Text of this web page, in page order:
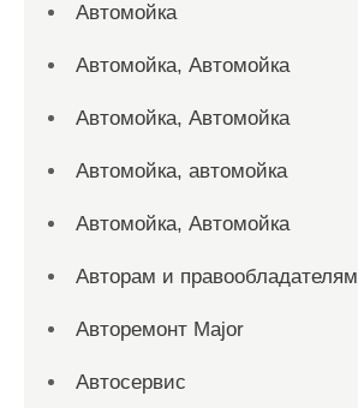
Автомойка
Автомойка, Автомойка
Автомойка, Автомойка
Автомойка, автомойка
Автомойка, Автомойка
Авторам и правообладателям
Авторемонт Major
Автосервис